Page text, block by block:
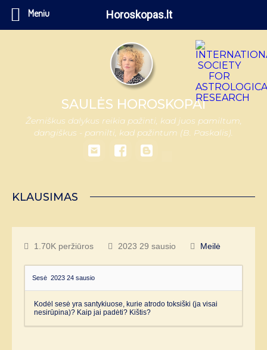
SAULĖS HOROSKOPAI
Žemiškus dalykus reikia pažinti, kad juos pamiltum,
dangiškus - pamilti, kad pažintum (B. Paskalis).
KLAUSIMAS
1.70K peržiūros 2023 29 sausio Meilė
Sesė 2023 24 sausio
Kodėl sesė yra santykiuose, kurie atrodo toksiški (ja visai
nesirūpina)? Kaip jai padėti? Kištis?
Meniu Horoskopas.lt